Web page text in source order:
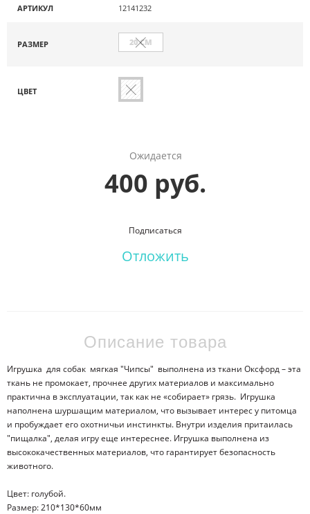
АРТИКУЛ 12141232
РАЗМЕР 20 СМ
ЦВЕТ
Ожидается
400 руб.
Подписаться
Отложить
Описание товара
Игрушка для собак мягкая "Чипсы" выполнена из ткани Оксфорд – эта
ткань не промокает, прочнее других материалов и максимально
практична в эксплуатации, так как не «собирает» грязь. Игрушка
наполнена шуршащим материалом, что вызывает интерес у питомца
и пробуждает его охотничьи инстинкты. Внутри изделия притаилась
"пищалка", делая игру еще интереснее. Игрушка выполнена из
высококачественных материалов, что гарантирует безопасность
животного.
Цвет: голубой.
Размер: 210*130*60мм